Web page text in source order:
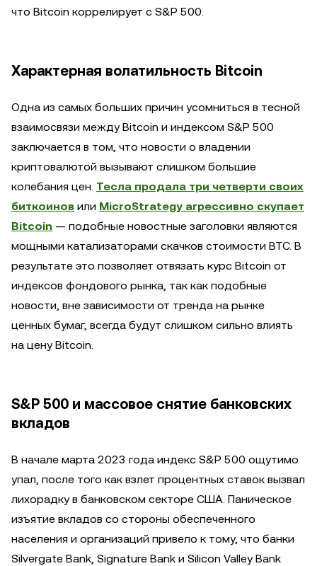
что Bitcoin коррелирует с S&P 500.
Характерная волатильность Bitcoin
Одна из самых больших причин усомниться в тесной
взаимосвязи между Bitcoin и индексом S&P 500
заключается в том, что новости о владении
криптовалютой вызывают слишком большие
колебания цен. Тесла продала три четверти своих
биткоинов или MicroStrategy агрессивно скупает
Bitcoin — подобные новостные заголовки являются
мощными катализаторами скачков стоимости BTC. В
результате это позволяет отвязать курс Bitcoin от
индексов фондового рынка, так как подобные
новости, вне зависимости от тренда на рынке
ценных бумаг, всегда будут слишком сильно влиять
на цену Bitcoin.
S&P 500 и массовое снятие банковских
вкладов
В начале марта 2023 года индекс S&P 500 ощутимо
упал, после того как взлет процентных ставок вызвал
лихорадку в банковском секторе США. Паническое
изъятие вкладов со стороны обеспеченного
населения и организаций привело к тому, что банки
Silvergate Bank, Signature Bank и Silicon Valley Bank